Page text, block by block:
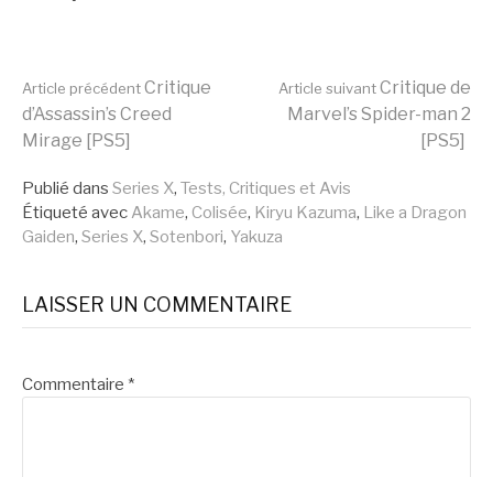
Lire
la
suite
Article précédentCritique
d’Assassin’s Creed
Mirage [PS5]
Article suivantCritique de
Marvel’s Spider-man 2
[PS5]
Publié dans Series X, Tests, Critiques et Avis
Étiqueté avec Akame, Colisée, Kiryu Kazuma, Like a Dragon
Gaiden, Series X, Sotenbori, Yakuza
LAISSER UN COMMENTAIRE
Commentaire *